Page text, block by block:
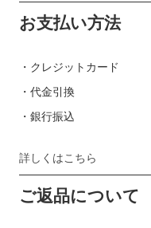
お支払い方法
・クレジットカード
・代金引換
・銀行振込
詳しくはこちら
ご返品について